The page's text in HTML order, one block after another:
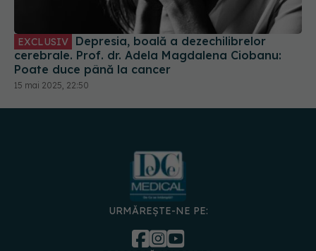
cerebrale. Prof. dr. Adela Magdalena Ciobanu:
Poate duce până la cancer
15 mai 2025, 22:50
URMĂREȘTE-NE PE: